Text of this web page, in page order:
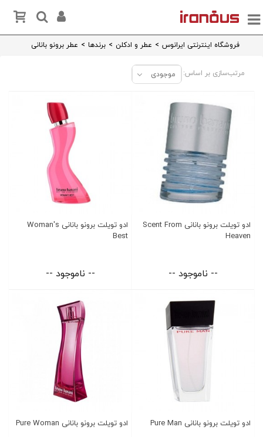
فروشگاه اینترنتی ایرانوس > عطر و ادکلن > برندها > عطر برونو بانانی
مرتب‌سازی بر اساس: موجودی
ادو تویلت برونو بانانی Scent From
Heaven
-- ناموجود --
ادو تویلت برونو بانانی Woman's
Best
-- ناموجود --
ادو تویلت برونو بانانی Pure Man ادو تویلت برونو بانانی Pure Woman